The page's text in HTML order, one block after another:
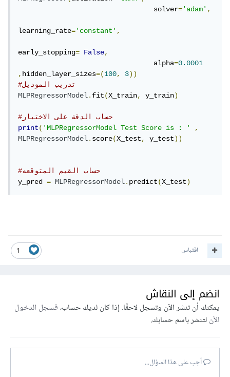
                                 solver
='adam',
learning_rate='constant',
early_stopping= False,
                                 alpha
=0.0001
,hidden_layer_sizes=(100, 3))
MLPRegressorModel.fit(X_train, y_train)
#حساب الدقة على الاختبار
print('MLPRegressorModel Test Score is : '
,
MLPRegressorModel.score(X_test, y_test))
#حساب القيم المتوقعه
y_pred = MLPRegressorModel.predict(X_test)
1 اقتباس
انضم إلى النقاش
يمكنك أن تنشر الآن وتسجل لاحقًا. إذا كان لديك حساب،فسجل الدخول
الآنلتنشر باسم حسابك.
أجب على هذا السؤال...